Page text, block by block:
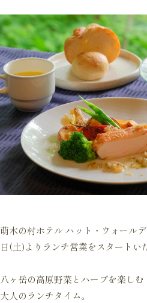
萌木の村ホテル ハット・ウォール
日(土)よりランチ営業をスタートい
八ヶ岳の高原野菜とハーブを楽しむ
大人のランチタイム。